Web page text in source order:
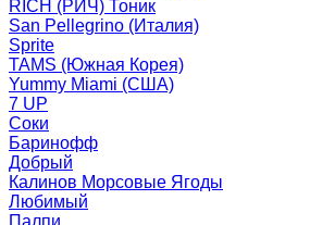
RICH (РИЧ) Тоник
San Pellegrino (Италия)
Sprite
TAMS (Южная Корея)
Yummy Miami (США)
7 UP
Соки
Баринофф
Добрый
Калинов Морсовые Ягоды
Любимый
Палпи